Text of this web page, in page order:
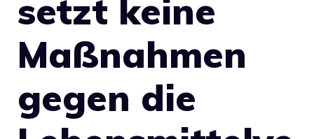
setzt keine
Maßnahmen
gegen die